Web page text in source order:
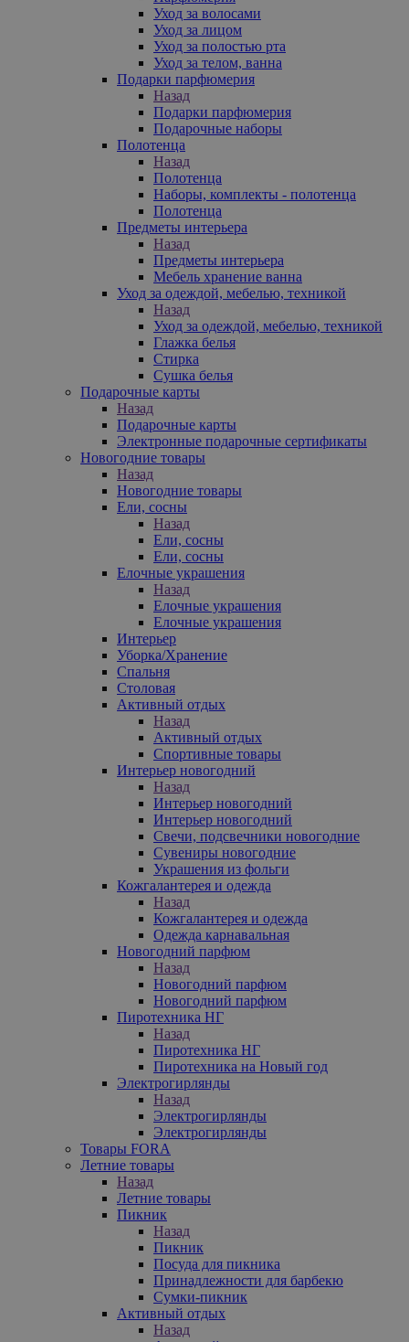
Уход за волосами
Уход за лицом
Уход за полостью рта
Уход за телом, ванна
Подарки парфюмерия
Назад
Подарки парфюмерия
Подарочные наборы
Полотенца
Назад
Полотенца
Наборы, комплекты - полотенца
Полотенца
Предметы интерьера
Назад
Предметы интерьера
Мебель хранение ванна
Уход за одеждой, мебелью, техникой
Назад
Уход за одеждой, мебелью, техникой
Глажка белья
Стирка
Сушка белья
Подарочные карты
Назад
Подарочные карты
Электронные подарочные сертификаты
Новогодние товары
Назад
Новогодние товары
Ели, сосны
Назад
Ели, сосны
Ели, сосны
Елочные украшения
Назад
Елочные украшения
Елочные украшения
Интерьер
Уборка/Хранение
Спальня
Столовая
Активный отдых
Назад
Активный отдых
Спортивные товары
Интерьер новогодний
Назад
Интерьер новогодний
Интерьер новогодний
Свечи, подсвечники новогодние
Сувениры новогодние
Украшения из фольги
Кожгалантерея и одежда
Назад
Кожгалантерея и одежда
Одежда карнавальная
Новогодний парфюм
Назад
Новогодний парфюм
Новогодний парфюм
Пиротехника НГ
Назад
Пиротехника НГ
Пиротехника на Новый год
Электрогирлянды
Назад
Электрогирлянды
Электрогирлянды
Товары FORA
Летние товары
Назад
Летние товары
Пикник
Назад
Пикник
Посуда для пикника
Принадлежности для барбекю
Сумки-пикник
Активный отдых
Назад